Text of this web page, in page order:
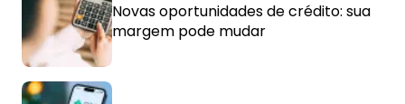
Novas oportunidades de crédito: sua
margem pode mudar